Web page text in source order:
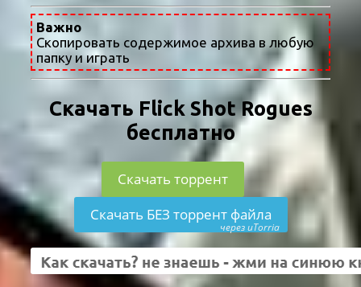
Важно
Скопировать содержимое архива в любую
папку и играть
Скачать Flick Shot Rogues
бесплатно
Скачать торрент
Скачать БЕЗ торрент файла
через uTorria